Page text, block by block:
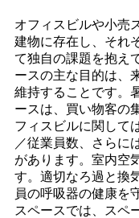
オフィスビルや小売
建物に存在し、それ
て独自の課題を抱え
ースの主な目的は、
維持することです。
ースは、買い物客の
フィスビルに関して
／従業員数、さらに
があります。室内空
す。適切なろ過と換
員の呼吸器の健康を
スペースでは、スペ